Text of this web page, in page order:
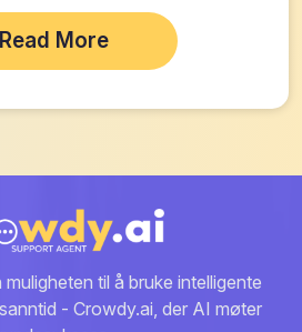
Read More
til å bruke intelligente
- Crowdy.ai, der AI møter